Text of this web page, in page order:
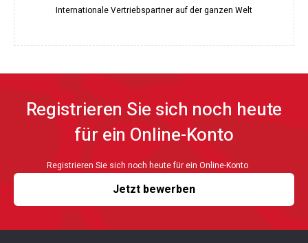
Internationale Vertriebspartner auf der ganzen Welt
Registrieren Sie sich noch heute
für ein Online-Konto
Registrieren Sie sich noch heute für ein Online-Konto
Jetzt bewerben